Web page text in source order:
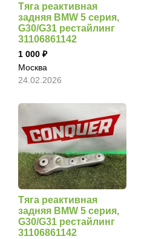
Тяга реактивная
задняя BMW 5 серия,
G30/G31 рестайлинг
31106861142
1 000
Москва
24.02.2026
Тяга реактивная
задняя BMW 5 серия,
G30/G31 рестайлинг
31106861142